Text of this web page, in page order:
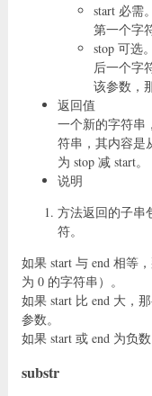
start 必需
第一个字
stop 可选
后一个字
该参数，
返回值
一个新的字符串
符串，其内容是
为 stop 减 start。
说明
方法返回的子串
符。
如果 start 与 end 相等
为 0 的字符串）。
如果 start 比 end 大，
参数。
如果 start 或 end 为负
substr